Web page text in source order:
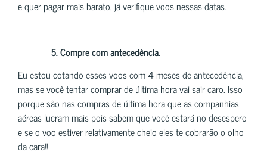
e quer pagar mais barato, já verifique voos nessas datas.
5.Compre com antecedência.
Eu estou cotando esses voos com 4 meses de antecedência,
mas se você tentar comprar de última hora vai sair caro. Isso
porque são nas compras de última hora que as companhias
aéreas lucram mais pois sabem que você estará no desespero
e se o voo estiver relativamente cheio eles te cobrarão o olho
da cara!!